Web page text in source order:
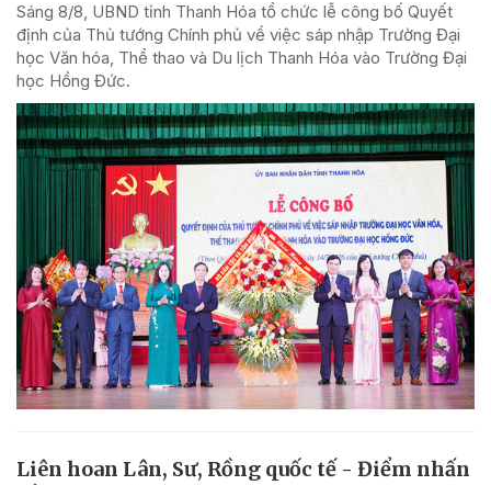
Sáng 8/8, UBND tỉnh Thanh Hóa tổ chức lễ công bố Quyết
định của Thủ tướng Chính phủ về việc sáp nhập Trường Đại
học Văn hóa, Thể thao và Du lịch Thanh Hóa vào Trường Đại
học Hồng Đức.
Liên hoan Lân, Sư, Rồng quốc tế - Điểm nhấn